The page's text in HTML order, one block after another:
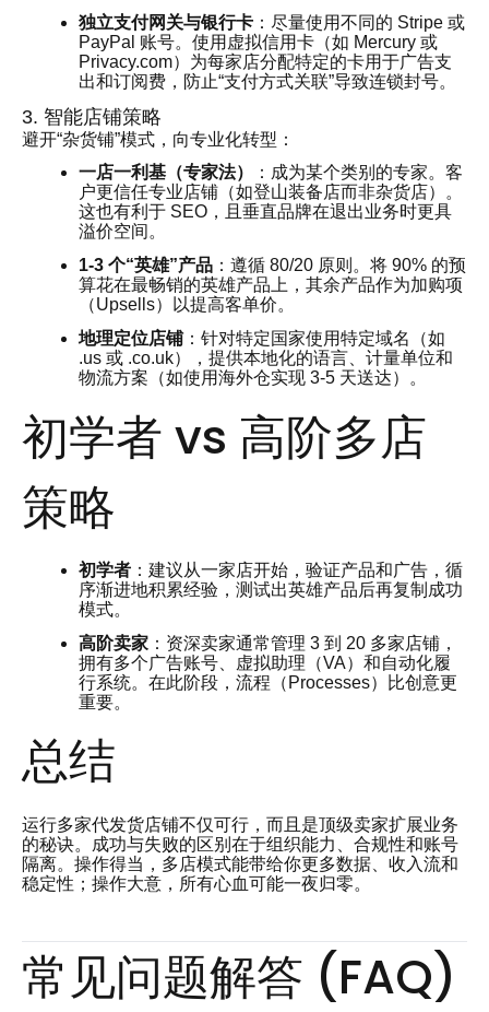
独立支付网关与银行卡 ：尽量使用不同的 Stripe 或
PayPal 账号。使用虚拟信用卡（如 Mercury 或
Privacy.com）为每家店分配特定的卡用于广告支
出和订阅费，防止“支付方式关联”导致连锁封号。
3. 智能店铺策略
避开“杂货铺”模式，向专业化转型：
一店一利基（专家法）
：成为某个类别的专家。客
户更信任专业店铺（如登山装备店而非杂货店）。
这也有利于 SEO，且垂直品牌在退出业务时更具
溢价空间。
1-3 个“英雄”产品 ：遵循 80/20 原则。将 90% 的预
算花在最畅销的英雄产品上，其余产品作为加购项
（Upsells）以提高客单价。
地理定位店铺：针对特定国家使用特定域名（如
.us 或 .co.uk），提供本地化的语言、计量单位和
物流方案（如使用海外仓实现 3-5 天送达）。
初学者 vs 高阶多店
策略
初学者 ：建议从一家店开始，验证产品和广告，循
序渐进地积累经验，测试出英雄产品后再复制成功
模式。
高阶卖家 ：资深卖家通常管理 3 到 20 多家店铺，
拥有多个广告账号、虚拟助理（VA）和自动化履
行系统。在此阶段，流程（Processes）比创意更
重要。
总结
运行多家代发货店铺不仅可行，而且是顶级卖家扩展业务
的秘诀。成功与失败的区别在于组织能力、合规性和账号
隔离。操作得当，多店模式能带给你更多数据、收入流和
稳定性；操作大意，所有心血可能一夜归零。
常见问题解答 (FAQ)